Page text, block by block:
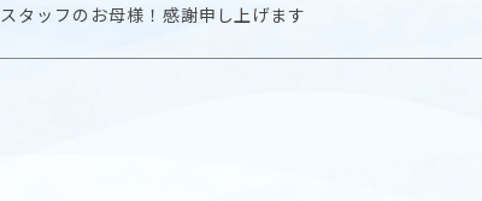
スタッフのお母様！感謝申し上げます